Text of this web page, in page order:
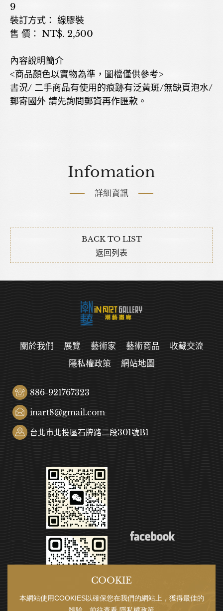
COOKIE
本網站使用COOKIES以確保您在我們的網站上，獲得最佳的
9
裝訂方式： 線膠裝
售 價： NT$. 2,500
內容說明簡介
<商品顏色以實物為準，圖檔僅供參考>
書況/ 二手商品有使用的痕跡有泛黃斑/無缺頁泡水/
郵寄國外 請先詢問郵資再作匯款。
Infomation
詳細資訊
BACK TO LIST
返回列表
關於我們 展覽 藝術家 藝術商品
收藏交流
隱私權政策
網站地圖
886-921767323
inart8@gmail.com
台北市北投區石牌路二段301號B1